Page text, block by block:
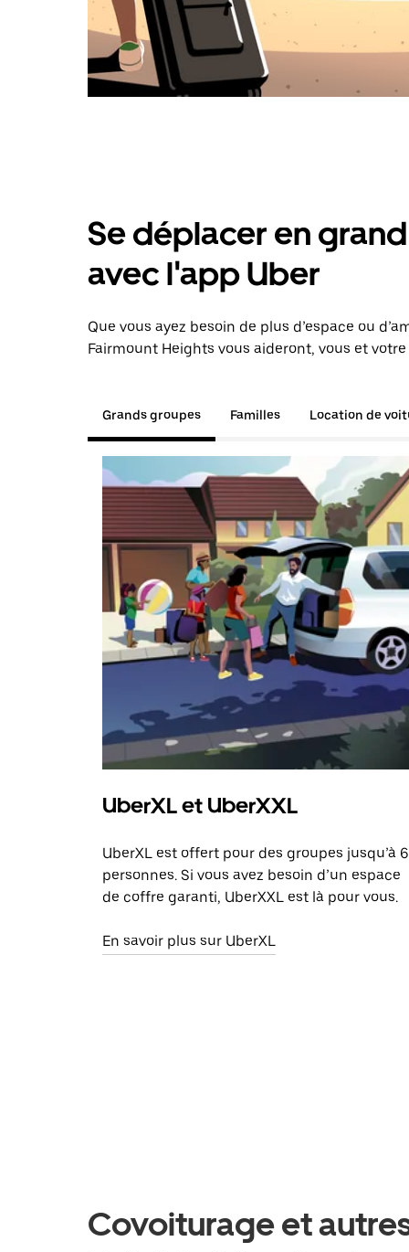
Se déplacer en
avec l'app Uber
Que vous ayez besoin de plus d’espace ou
Fairmount Heights vous aideront, vous et
Grands groupes Familles Location de
UberXL et UberXXL
UberXL est offert pour des groupes jusqu’à 6
personnes. Si vous avez besoin d’un espace
de coffre garanti, UberXXL est là pour vous.
En savoir plus sur UberXL
Covoiturage et